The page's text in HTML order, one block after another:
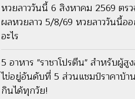
หวยลาววันนี้ 6 สิงหาคม 2569 ตร
ผลหวยลาว 5/8/69 หวยลาววันนี้อ
อะไร
5 อาหาร "ราชาโปรตีน" สำหรับผู้สู
ไข่อยู่อันดับที่ 5 ส่วนแชมป์ราคาบ้า
กินได้ทุกวัย!